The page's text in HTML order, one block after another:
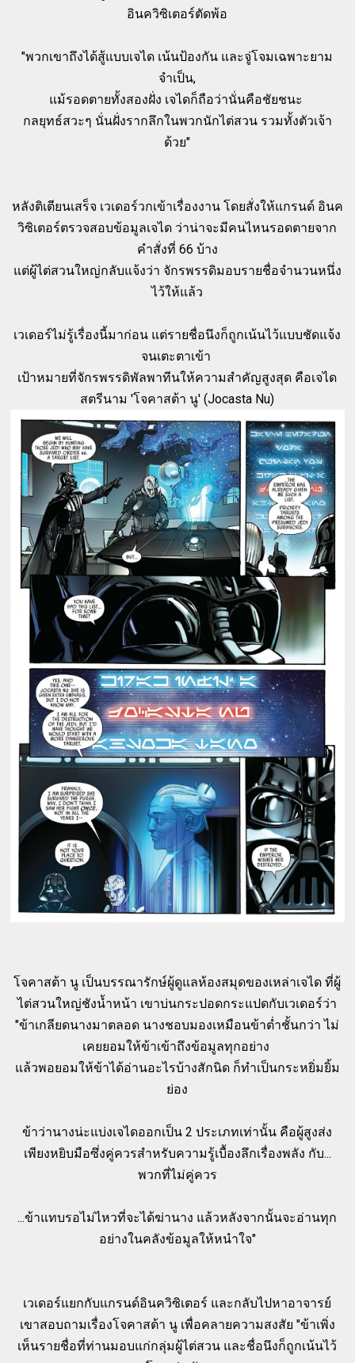
อินควิซิเตอร์ตัดพ้อ
"พวกเขาถึงได้สู้แบบเจได เน้นป้องกัน และจู่โจมเฉพาะยาม
จำเป็น,
แม้รอดตายทั้งสองฝั่ง เจไดก็ถือว่านั่นคือชัยชนะ
กลยุทธ์สวะๆ นั่นฝั่งรากลึกในพวกนักไต่สวน รวมทั้งตัวเจ้า
ด้วย"
หลังติเตียนเสร็จ เวเดอร์วกเข้าเรื่องงาน โดยสั่งให้แกรนด์ อินค
วิซิเตอร์ตรวจสอบข้อมูลเจได ว่าน่าจะมีคนไหนรอดตายจาก
คำสั่งที่ 66 บ้าง
แต่ผู้ไต่สวนใหญ่กลับแจ้งว่า จักรพรรดิมอบรายชื่อจำนวนหนึ่ง
ไว้ให้แล้ว
เวเดอร์ไม่รู้เรื่องนี้มาก่อน แต่รายชื่อนึงก็ถูกเน้นไว้แบบชัดแจ้ง
จนเตะตาเข้า
เป้าหมายที่จักรพรรดิพัลพาทีนให้ความสำคัญสูงสุด คือเจได
สตรีนาม 'โจคาสต้า นู' (Jocasta Nu)
โจคาสต้า นู เป็นบรรณารักษ์ผู้ดูแลห้องสมุดของเหล่าเจได ที่ผู้
ไต่สวนใหญ่ชังน้ำหน้า เขาบ่นกระปอดกระแปดกับเวเดอร์ว่า
"ข้าเกลียดนางมาตลอด นางชอบมองเหมือนข้าต่ำชั้นกว่า ไม่
เคยยอมให้ข้าเข้าถึงข้อมูลทุกอย่าง
แล้วพอยอมให้ข้าได้อ่านอะไรบ้างสักนิด ก็ทำเป็นกระหยิ่มยิ้ม
ย่อง
ข้าว่านางน่ะแบ่งเจไดออกเป็น 2 ประเภทเท่านั้น คือผู้สูงส่ง
เพียงหยิบมือซึ่งคู่ควรสำหรับความรู้เบื้องลึกเรื่องพลัง กับ...
พวกที่ไม่คู่ควร
...ข้าแทบรอไม่ไหวที่จะได้ฆ่านาง แล้วหลังจากนั้นจะอ่านทุก
อย่างในคลังข้อมูลให้หนำใจ"
เวเดอร์แยกกับแกรนด์อินควิซิเตอร์ และกลับไปหาอาจารย์
เขาสอบถามเรื่องโจคาสต้า นู เพื่อคลายความสงสัย "ข้าเพิ่ง
เห็นรายชื่อที่ท่านมอบแก่กลุ่มผู้ไต่สวน และชื่อนึงก็ถูกเน้นไว้